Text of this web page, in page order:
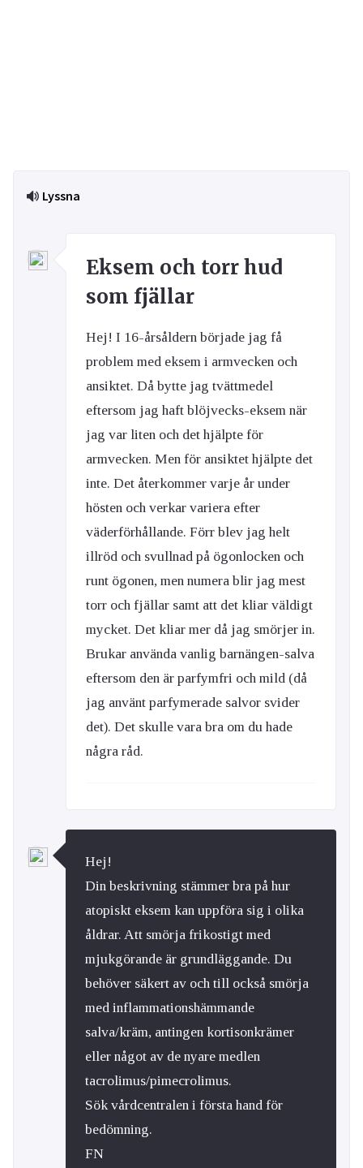
Lyssna
Eksem och torr hud
som fjällar
Hej! I 16-årsåldern började jag få
problem med eksem i armvecken och
ansiktet. Då bytte jag tvättmedel
eftersom jag haft blöjvecks-eksem när
jag var liten och det hjälpte för
armvecken. Men för ansiktet hjälpte det
inte. Det återkommer varje år under
hösten och verkar variera efter
väderförhållande. Förr blev jag helt
illröd och svullnad på ögonlocken och
runt ögonen, men numera blir jag mest
torr och fjällar samt att det kliar väldigt
mycket. Det kliar mer då jag smörjer in.
Brukar använda vanlig barnängen-salva
eftersom den är parfymfri och mild (då
jag använt parfymerade salvor svider
det). Det skulle vara bra om du hade
några råd.
Hej!
Din beskrivning stämmer bra på hur
atopiskt eksem kan uppföra sig i olika
åldrar. Att smörja frikostigt med
mjukgörande är grundläggande. Du
behöver säkert av och till också smörja
med inflammationshämmande
salva/kräm, antingen kortisonkrämer
eller något av de nyare medlen
tacrolimus/pimecrolimus.
Sök vårdcentralen i första hand för
bedömning.
FN